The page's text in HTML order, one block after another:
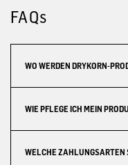
FAQs
WO WERDEN DRYKORN-
WIE PFLEGE ICH MEIN
WELCHE ZAHLUNGSARTEN